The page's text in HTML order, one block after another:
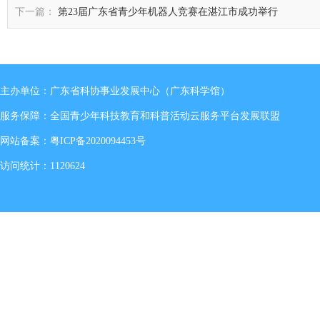
下一篇：
第23届广东省青少年机器人竞赛在湛江市成功举行
主办单位：广东省科协事业发展中心（广东科学馆）
服务保障：全国青少年科技教育和科普活动云服务平台发展联盟
网站备案： 粤ICP备2020094453号
访问统计：1120624